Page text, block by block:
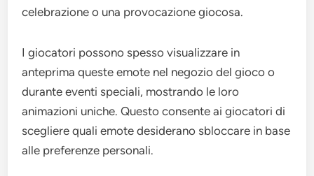
celebrazione o una provocazione giocosa.
I giocatori possono spesso visualizzare in
anteprima queste emote nel negozio del gioco o
durante eventi speciali, mostrando le loro
animazioni uniche. Questo consente ai giocatori di
scegliere quali emote desiderano sbloccare in base
alle preferenze personali.